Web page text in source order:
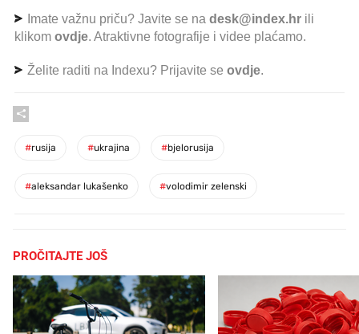
Imate važnu priču? Javite se na desk@index.hr ili
klikom ovdje. Atraktivne fotografije i videe plaćamo.
Želite raditi na Indexu? Prijavite se ovdje.
#rusija #ukrajina #bjelorusija
#aleksandar lukašenko #volodimir zelenski
PROČITAJTE JOŠ